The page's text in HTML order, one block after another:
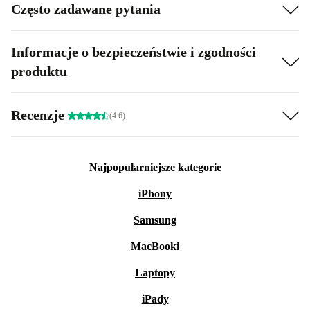
Często zadawane pytania
Informacje o bezpieczeństwie i zgodności
produktu
Recenzje (4.6)
Najpopularniejsze kategorie
iPhony
Samsung
MacBooki
Laptopy
iPady